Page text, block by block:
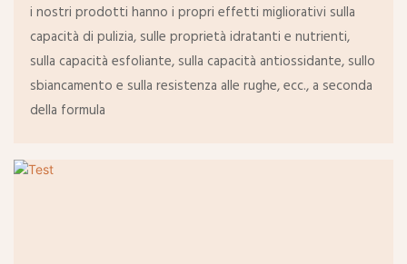
i nostri prodotti hanno i propri effetti migliorativi sulla
capacità di pulizia, sulle proprietà idratanti e nutrienti,
sulla capacità esfoliante, sulla capacità antiossidante, sullo
sbiancamento e sulla resistenza alle rughe, ecc., a seconda
della formula